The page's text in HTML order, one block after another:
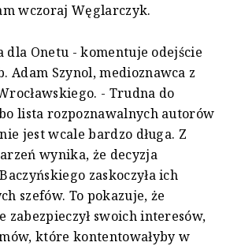
wczoraj Węglarczyk.
dla Onetu - komentuje odejście
Adam Szynol, medioznawca z
- Trudna do
lista rozpoznawalnych autorów
jest wcale bardzo długa. Z
wynika, że decyzja
zaskoczyła ich
szefów. To pokazuje, że
zabezpieczył swoich interesów,
które kontentowałyby w